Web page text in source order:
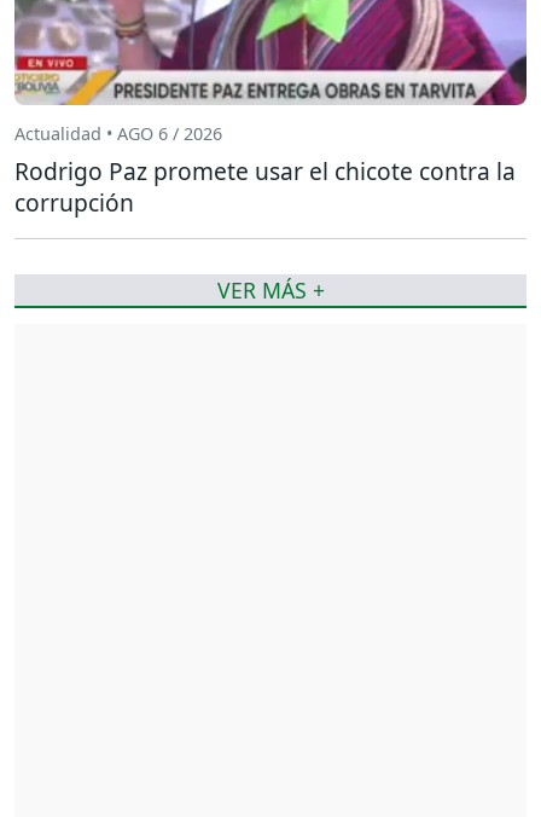
Actualidad • AGO 6 / 2026
Rodrigo Paz promete usar el chicote contra la
corrupción
VER MÁS +